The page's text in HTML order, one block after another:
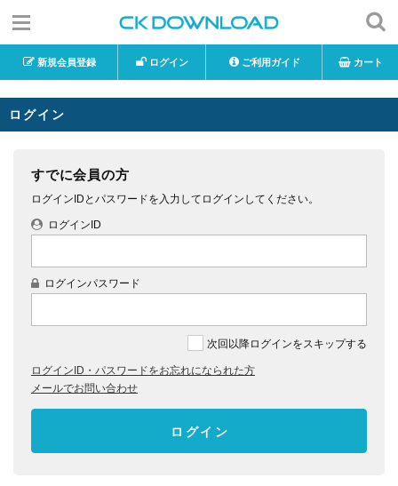
新規会員登録 ログイン ご利用ガイド カート
ログイン
すでに会員の方
ログインIDとパスワードを入力してログインしてください。
ログインID
ログインパスワード
次回以降ログインをスキップする
ログインID・パスワードをお忘れになられた方
メールでお問い合わせ